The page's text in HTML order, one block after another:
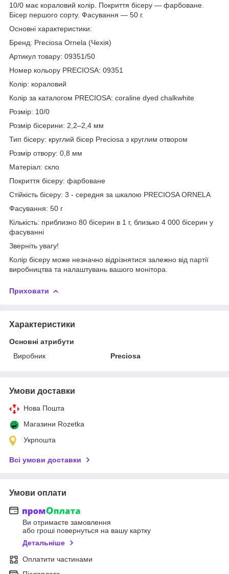
10/0 має кораловий колір. Покриття бісеру — фарбоване.
Бісер першого сорту. Фасування — 50 г.
Основні характеристики:
Бренд: Preciosa Ornela (Чехія)
Артикул товару: 09351/50
Номер кольору PRECIOSA: 09351
Колір: кораловий
Колір за каталогом PRECIOSA: coraline dyed chalkwhite
Розмір: 10/0
Розмір бісерини: 2,2–2,4 мм
Тип бісеру: круглий бісер Preciosa з круглим отвором
Розмір отвору: 0,8 мм
Матеріал: скло
Покриття бісеру: фарбоване
Стійкість бісеру: 3 - середня за шкалою PRECIOSA ORNELA
Фасування: 50 г
Кількість: приблизно 80 бісерин в 1 г, близько 4 000 бісерин у
фасуванні
Зверніть увагу!
Колір бісеру може незначно відрізнятися залежно від партії
виробництва та налаштувань вашого монітора.
Приховати
Характеристики
Основні атрибути
Виробник
Preciosa
Умови доставки
Нова Пошта
Магазини Rozetka
Укрпошта
Всі умови доставки
Умови оплати
Ви отримаєте замовлення
або гроші повернуться на вашу картку
Детальніше
Оплатити частинами